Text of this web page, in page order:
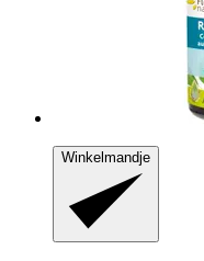
Winkelmandje